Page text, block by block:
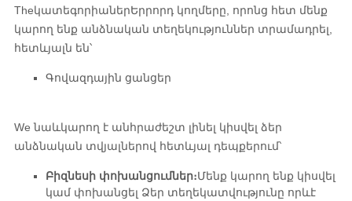
TheկատեգորիաներԵրրորդ կողմերը, որոնց հետ մենք
կարող ենք անձնական տեղեկություններ տրամադրել,
հետևյալն են՝
Գովազդային ցանցեր
Weնաև կարող է անհրաժեշտ լինել կիսվել ձեր
անձնական տվյալներով հետևյալ դեպքերում՝
Բիզնեսի փոխանցումներ։Մենք կարող ենք կիսվել
կամ փոխանցել Ձեր տեղեկատվությունը որևէ